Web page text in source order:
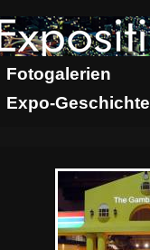
Fotogalerien
Expo-Geschichte